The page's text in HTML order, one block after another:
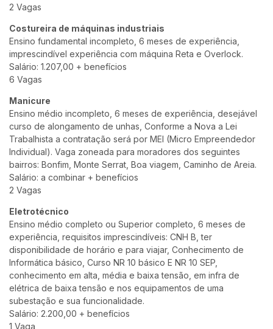
2 Vagas
Costureira de máquinas industriais
Ensino fundamental incompleto, 6 meses de experiência,
imprescindível experiência com máquina Reta e Overlock.
Salário: 1.207,00 + benefícios
6 Vagas
Manicure
Ensino médio incompleto, 6 meses de experiência, desejável
curso de alongamento de unhas, Conforme a Nova a Lei
Trabalhista a contratação será por MEI (Micro Empreendedor
Individual). Vaga zoneada para moradores dos seguintes
bairros: Bonfim, Monte Serrat, Boa viagem, Caminho de Areia.
Salário: a combinar + benefícios
2 Vagas
Eletrotécnico
Ensino médio completo ou Superior completo, 6 meses de
experiência, requisitos imprescindíveis: CNH B, ter
disponibilidade de horário e para viajar, Conhecimento de
Informática básico, Curso NR 10 básico E NR 10 SEP,
conhecimento em alta, média e baixa tensão, em infra de
elétrica de baixa tensão e nos equipamentos de uma
subestação e sua funcionalidade.
Salário: 2.200,00 + benefícios
1 Vaga